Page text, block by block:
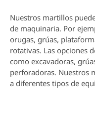
Nuestros martillos
de maquinaria. Por
orugas, grúas,
rotativas. Las opciones
como excavadoras,
perforadoras. Nuestros
a diferentes tipos de